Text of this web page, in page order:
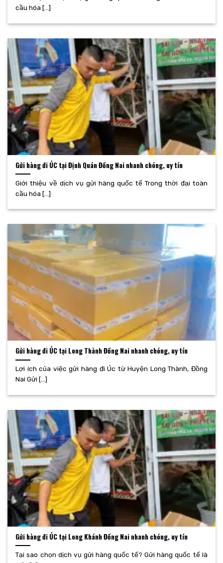
cầu hóa [...]
Gửi hàng đi ÚC tại Định Quán Đồng Nai nhanh chóng, uy tín
Giới thiệu về dịch vụ gửi hàng quốc tế Trong thời đại toàn
cầu hóa [...]
Gửi hàng đi ÚC tại Long Thành Đồng Nai nhanh chóng, uy tín
Lợi ích của việc gửi hàng đi Úc từ Huyện Long Thành, Đồng
Nai Gửi [...]
Gửi hàng đi ÚC tại Long Khánh Đồng Nai nhanh chóng, uy tín
Tại sao chọn dịch vụ gửi hàng quốc tế? Gửi hàng quốc tế là